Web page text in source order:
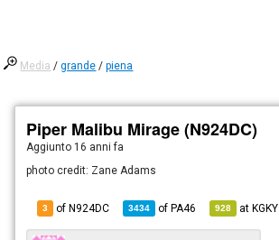
Media /grande /piena
Piper Malibu Mirage (N924DC)
Aggiunto 16 anni fa
photo credit: Zane Adams
3 of N924DC 3434 ofPA46 928 atKGKY